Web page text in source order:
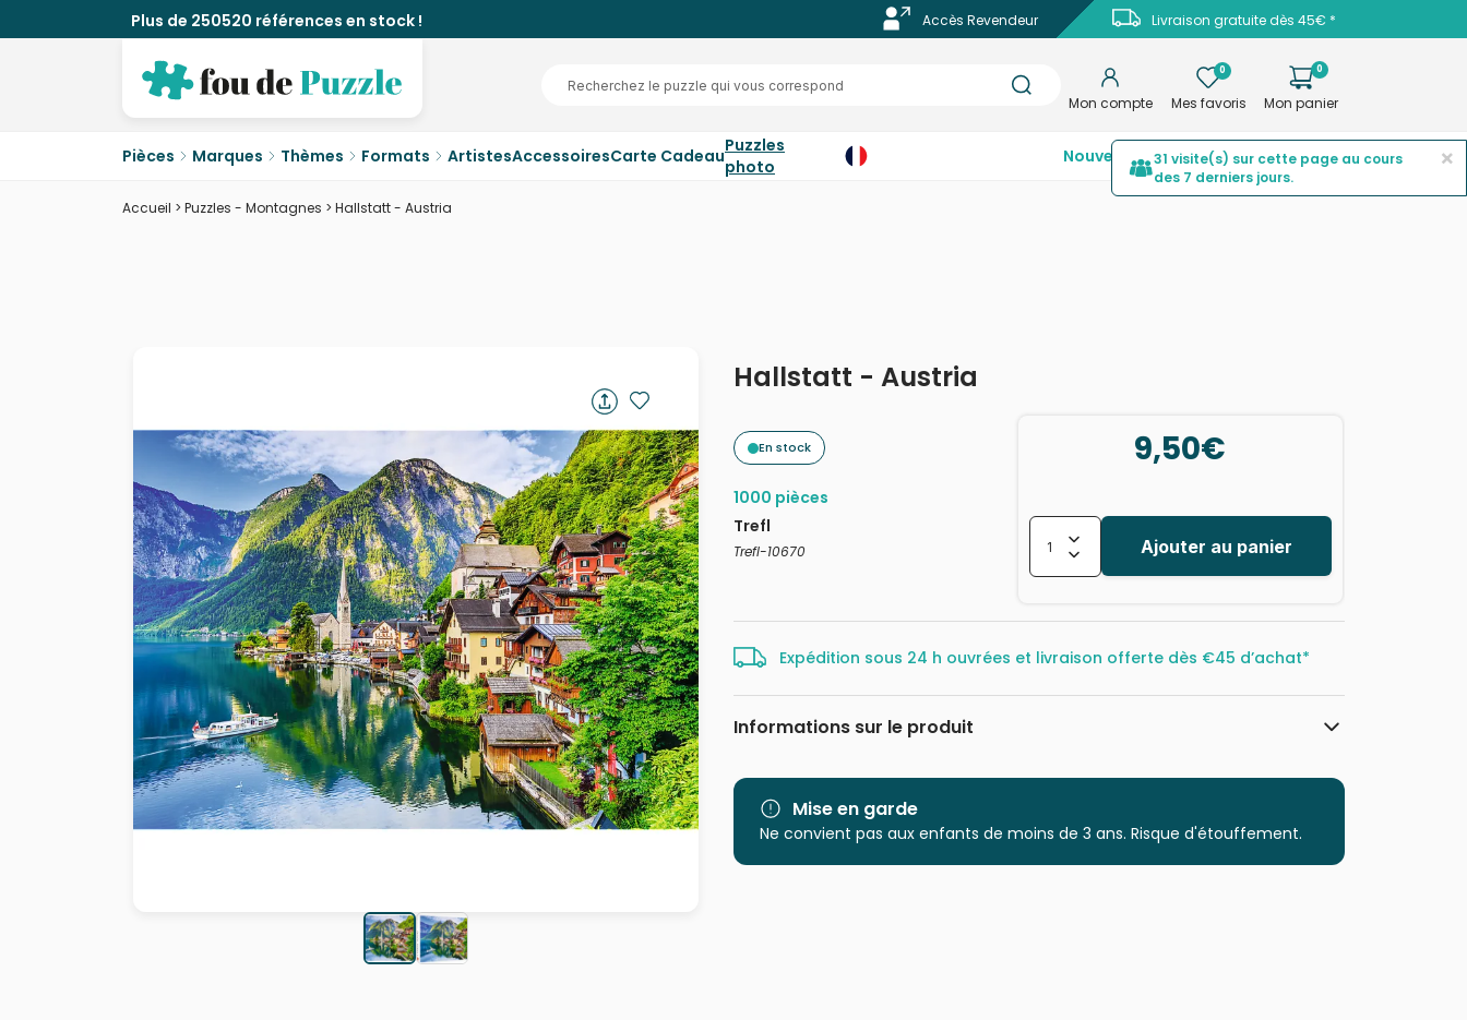
Plus de 250520 références en stock ! Livraison gratuite dès 45€ *
Accès Revendeur
Mon compte
0
Mes favoris
0
Mon panier
Pièces Marques Thèmes Formats ArtistesAccessoiresCarte CadeauPuzzles
photo
NouveautésTop ventesPromotions
Accueil > Puzzles - Montagnes > Hallstatt - Austria
Hallstatt - Austria
En stock
1000 pièces
Trefl
Trefl-10670
9,50€
Ajouter au panier
Expédition sous 24 h ouvrées et livraison offerte dès €45 d’achat*
Informations sur le produit
Catégorie
Age
Puzzle pour Adultes (500 à 48.000
pièces)
Mise en garde
Ne convient pas aux enfants de moins de 3 ans. Risque d'étouffement.
×
31 visite(s) sur cette page au cours
des 7 derniers jours.